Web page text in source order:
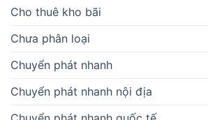
Cho thuê kho bãi
Chưa phân loại
Chuyển phát nhanh
Chuyển phát nhanh nội địa